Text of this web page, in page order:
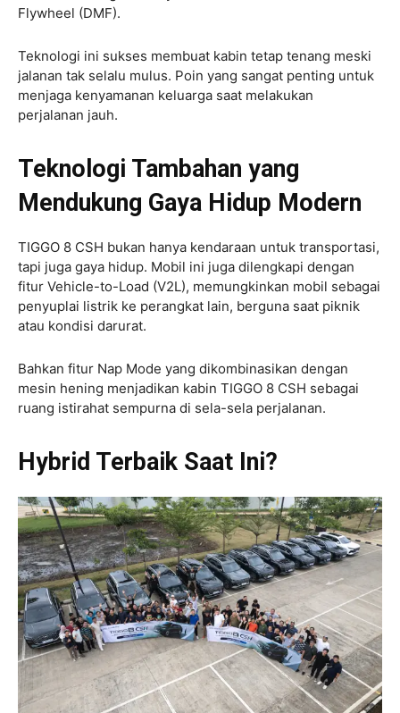
Flywheel (DMF).
Teknologi ini sukses membuat kabin tetap tenang meski
jalanan tak selalu mulus. Poin yang sangat penting untuk
menjaga kenyamanan keluarga saat melakukan
perjalanan jauh.
Teknologi Tambahan yang
Mendukung Gaya Hidup Modern
TIGGO 8 CSH bukan hanya kendaraan untuk transportasi,
tapi juga gaya hidup. Mobil ini juga dilengkapi dengan
fitur Vehicle-to-Load (V2L), memungkinkan mobil sebagai
penyuplai listrik ke perangkat lain, berguna saat piknik
atau kondisi darurat.
Bahkan fitur Nap Mode yang dikombinasikan dengan
mesin hening menjadikan kabin TIGGO 8 CSH sebagai
ruang istirahat sempurna di sela-sela perjalanan.
Hybrid Terbaik Saat Ini?